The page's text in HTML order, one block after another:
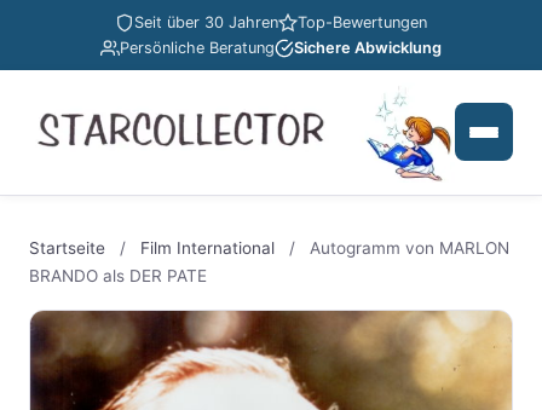
Seit über 30 Jahren
Top-Bewertungen
Persönliche Beratung
Sichere Abwicklung
Startseite / Film International /
Autogramm von MARLON
BRANDO als DER PATE